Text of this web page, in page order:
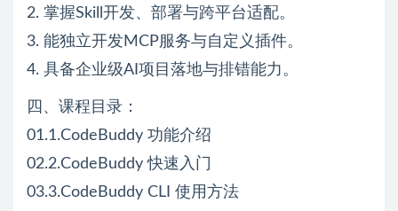
2. 掌握Skill开发、部署与跨平台适配。
3. 能独立开发MCP服务与自定义插件。
4. 具备企业级AI项目落地与排错能力。
四、课程目录：
01.1.CodeBuddy 功能介绍
02.2.CodeBuddy 快速入门
03.3.CodeBuddy CLI 使用方法